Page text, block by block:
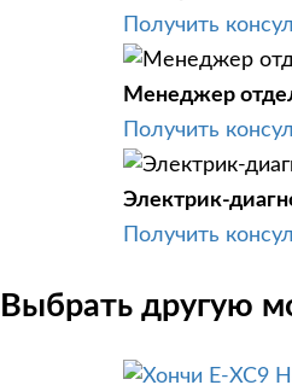
Получить
Менеджер
Получить
Электрик-
Получить
Выбрать другую